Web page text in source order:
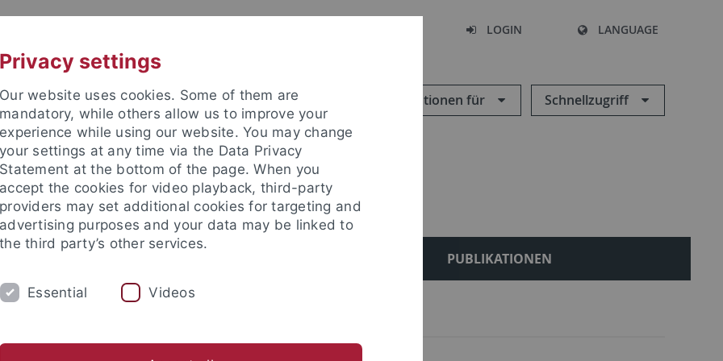
LOGIN LANGUAGE
Informationen für Schnellzugriff
Education
PUBLIKATIONEN
Privacy settings
Our website uses cookies. Some of them are
mandatory, while others allow us to improve your
experience while using our website. You may change
your settings at any time via the Data Privacy
Statement at the bottom of the page. When you
accept the cookies for video playback, third-party
providers may set additional cookies for targeting and
advertising purposes and your data may be linked to
the third party’s other services.
Essential Videos